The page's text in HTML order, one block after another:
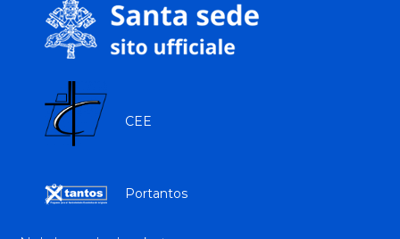
CEE
Portantos